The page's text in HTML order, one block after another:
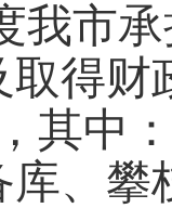
我市
取得财
其中
库、攀